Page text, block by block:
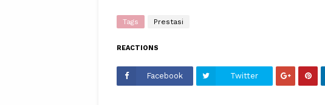
Tags Prestasi
REACTIONS
Facebook Twitter